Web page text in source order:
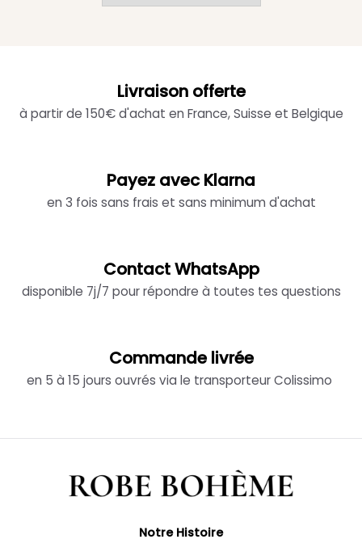
Livraison offerte
à partir de 150€ d'achat en France, Suisse et Belgique
Payez avec Klarna
en 3 fois sans frais et sans minimum d'achat
Contact WhatsApp
disponible 7j/7 pour répondre à toutes tes questions
Commande livrée
en 5 à 15 jours ouvrés via le transporteur Colissimo
Notre Histoire